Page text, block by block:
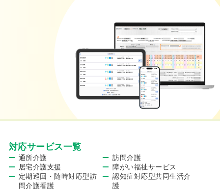
対応サービス一覧
通所介護
訪問介護
居宅介護支援
障がい福祉サービス
定期巡回・随時対応型訪
問介護看護
認知症対応型共同生活介
護